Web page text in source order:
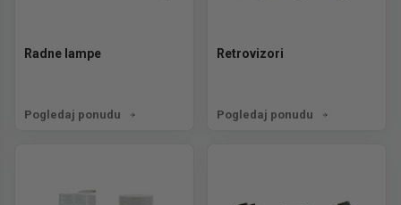
Radne lampe
Pogledaj ponudu
Retrovizori
Pogledaj ponudu